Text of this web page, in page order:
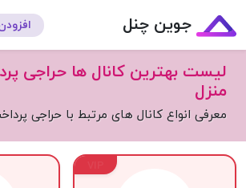
جوین چنل
لیست بهترین کانال ها حراجی
منزل
معرفی انواع کانال های مرتبط با حراجی